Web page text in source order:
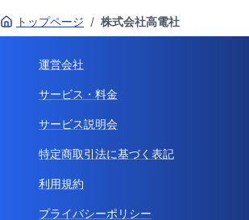
トップページ / 株式会社高電社
運営会社
サービス・料金
サービス説明会
特定商取引法に基づく表記
利用規約
プライバシーポリシー